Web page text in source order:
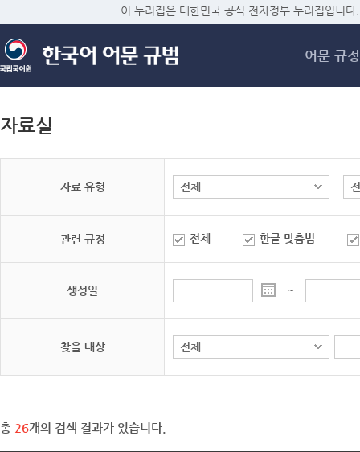
메
이 누리집은 대한민국 공식 전자정부 누리집입니다.
어문 규정
자료실
자료 유형
관련 규정 전체 한글 맞춤법
생성일 ~
찾을 대상
총 26개의 검색 결과가 있습니다.